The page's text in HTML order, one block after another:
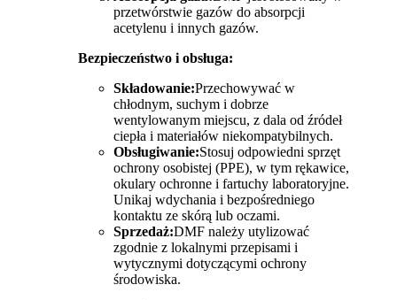
przetwórstwie gazów do absorpcji
acetylenu i innych gazów.
Bezpieczeństwo i obsługa:
Składowanie:Przechowywać w
chłodnym, suchym i dobrze
wentylowanym miejscu, z dala od źródeł
ciepła i materiałów niekompatybilnych.
Obsługiwanie:Stosuj odpowiedni sprzęt
ochrony osobistej (PPE), w tym rękawice,
okulary ochronne i fartuchy laboratoryjne.
Unikaj wdychania i bezpośredniego
kontaktu ze skórą lub oczami.
Sprzedaż:DMF należy utylizować
zgodnie z lokalnymi przepisami i
wytycznymi dotyczącymi ochrony
środowiska.